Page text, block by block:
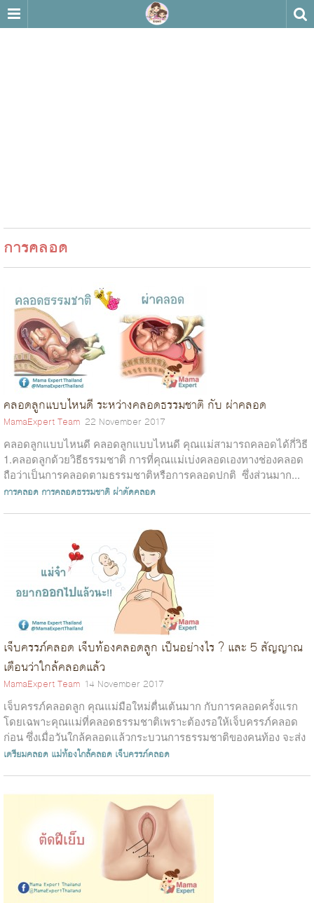
การคลอด
คลอดลูกแบบไหนดี ระหว่างคลอดธรรมชาติ กับ ผ่าคลอด
MamaExpert Team 22 November 2017
คลอดลูกแบบไหนดี คลอดลูกแบบไหนดี คุณแม่สามารถคลอดได้กี่วิธี
1.คลอดลูกด้วยวิธีธรรมชาติ การที่คุณแม่เบ่งคลอดเองทางช่องคลอด
ถือว่าเป็นการคลอดตามธรรมชาติหรือการคลอดปกติ ซึ่งส่วนมาก...
การคลอด การคลอดธรรมชาติ ผ่าตัดคลอด
เจ็บครรภ์คลอด เจ็บท้องคลอดลูก เป็นอย่างไร ? และ 5 สัญญาณ
เตือนว่าใกล้คลอดแล้ว
MamaExpert Team 14 November 2017
เจ็บครรภ์คลอดลูก คุณแม่มือใหม่ตื่นเต้นมาก กับการคลอดครั้งแรก
โดยเฉพาะคุณแม่ที่คลอดธรรมชาติเพราะต้องรอให้เจ็บครรภ์คลอด
ก่อน ซึ่งเมื่อวันใกล้คลอดแล้วกระบวนการธรรมชาติของคนท้อง จะส่ง
สัญญาณด้วย 5 อาก...
เตรียมคลอด แม่ท้องใกล้คลอด เจ็บครรภ์คลอด